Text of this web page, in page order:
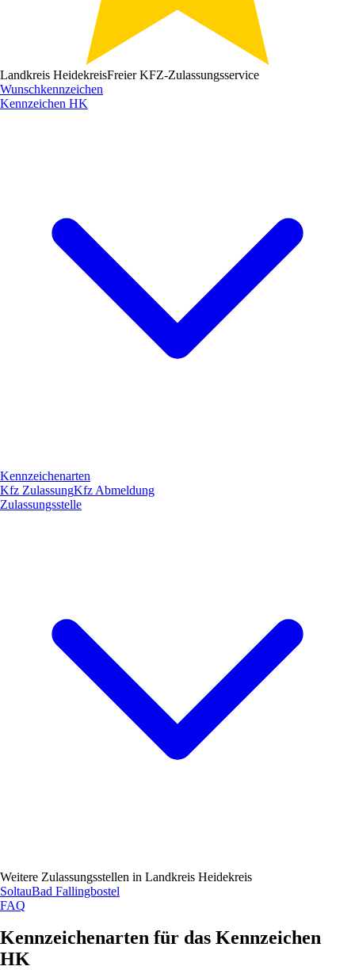
Landkreis HeidekreisFreier KFZ-Zulassungsservice
Wunschkennzeichen
Kennzeichen HK
Kennzeichenarten
Kfz ZulassungKfz Abmeldung
Zulassungsstelle
Weitere Zulassungsstellen in Landkreis Heidekreis
SoltauBad Fallingbostel
FAQ
Kennzeichenarten für das Kennzeichen
HK